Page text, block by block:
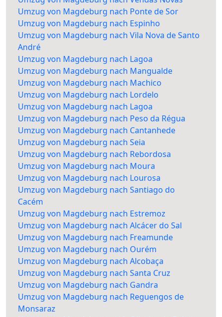
Umzug von Magdeburg nach Ponte de Sor
Umzug von Magdeburg nach Espinho
Umzug von Magdeburg nach Vila Nova de Santo
André
Umzug von Magdeburg nach Lagoa
Umzug von Magdeburg nach Mangualde
Umzug von Magdeburg nach Machico
Umzug von Magdeburg nach Lordelo
Umzug von Magdeburg nach Lagoa
Umzug von Magdeburg nach Peso da Régua
Umzug von Magdeburg nach Cantanhede
Umzug von Magdeburg nach Seia
Umzug von Magdeburg nach Rebordosa
Umzug von Magdeburg nach Moura
Umzug von Magdeburg nach Lourosa
Umzug von Magdeburg nach Santiago do
Cacém
Umzug von Magdeburg nach Estremoz
Umzug von Magdeburg nach Alcácer do Sal
Umzug von Magdeburg nach Freamunde
Umzug von Magdeburg nach Ourém
Umzug von Magdeburg nach Alcobaça
Umzug von Magdeburg nach Santa Cruz
Umzug von Magdeburg nach Gandra
Umzug von Magdeburg nach Reguengos de
Monsaraz